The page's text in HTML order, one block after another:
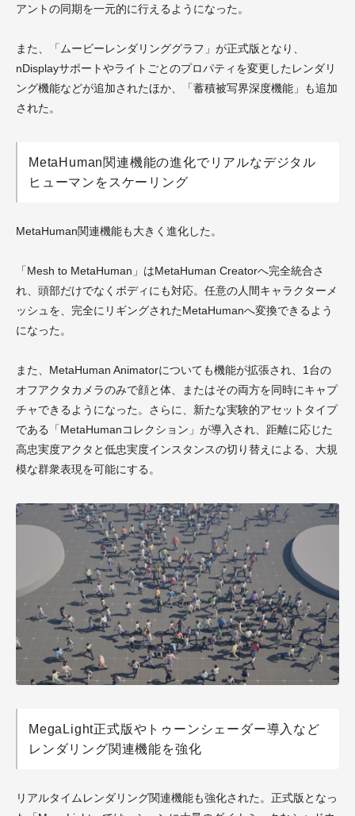
アントの同期を一元的に行えるようになった。
また、「ムービーレンダリンググラフ」が正式版となり、
nDisplayサポートやライトごとのプロパティを変更したレンダリ
ング機能などが追加されたほか、「蓄積被写界深度機能」も追加
された。
MetaHuman関連機能の進化でリアルなデジタル
ヒューマンをスケーリング
MetaHuman関連機能も大きく進化した。
「Mesh to MetaHuman」はMetaHuman Creatorへ完全統合さ
れ、頭部だけでなくボディにも対応。任意の人間キャラクターメ
ッシュを、完全にリギングされたMetaHumanへ変換できるよう
になった。
また、MetaHuman Animatorについても機能が拡張され、1台の
オフアクタカメラのみで顔と体、またはその両方を同時にキャプ
チャできるようになった。さらに、新たな実験的アセットタイプ
である「MetaHumanコレクション」が導入され、距離に応じた
高忠実度アクタと低忠実度インスタンスの切り替えによる、大規
模な群衆表現を可能にする。
MegaLight正式版やトゥーンシェーダー導入など
レンダリング関連機能を強化
リアルタイムレンダリング関連機能も強化された。正式版となっ